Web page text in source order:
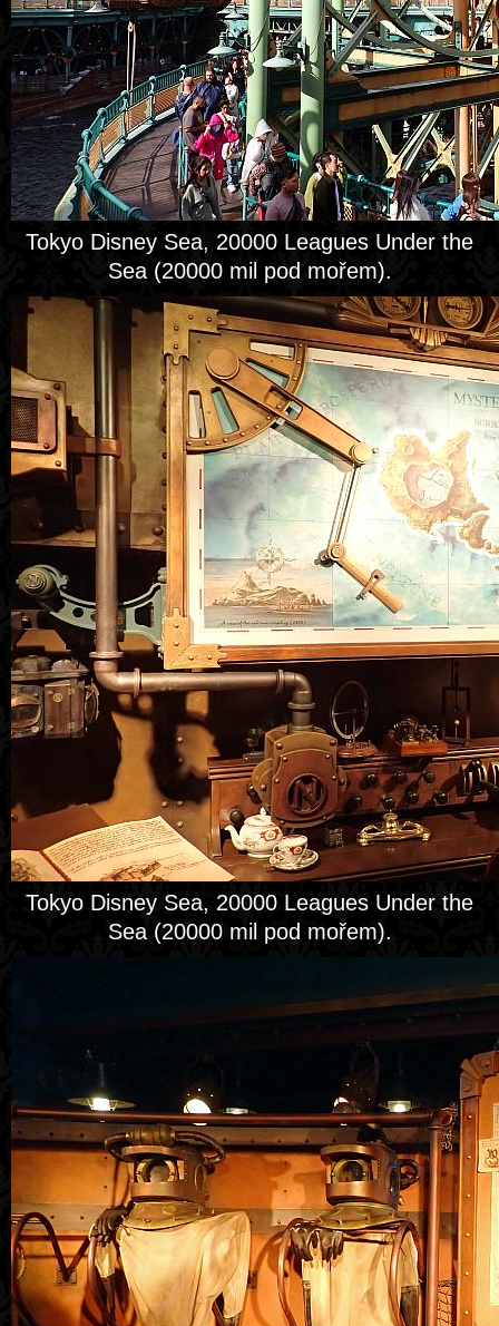
Tokyo Disney Sea, 20000 Leagues Under the
Sea (20000 mil pod mořem).
Tokyo Disney Sea, 20000 Leagues Under the
Sea (20000 mil pod mořem).